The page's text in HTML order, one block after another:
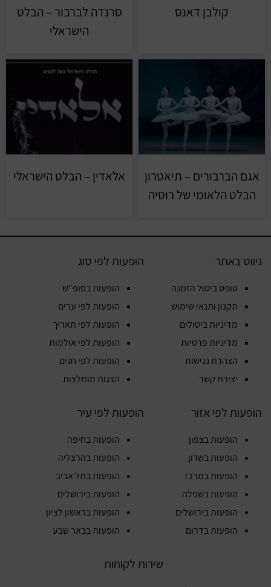
קולבן דאנס
סרנדה לברבור – הבלט
הישראלי
אגם הברבורים – תיאטרון
הבלט הלאומי של רוסיה
אלאדין – הבלט הישראלי
ניווט באתר
טופס ביטול הזמנה
תקנון ותנאי שימוש
מדיניות ביטולים
מדיניות פרטיות
הצהרת נגישות
יצירת קשר
הופעות לפי סוג
הופעות בסופ"ש
הופעות לפי ערים
הופעות לפי תאריך
הופעות לפי אולמות
הופעות לפי חגים
הצגות מומלצות
הופעות לפי אזור
הופעות בצפון
הופעות בשרון
הופעות במרכז
הופעות בשפלה
הופעות בירושלים
הופעות בדרום
הופעות לפי עיר
הופעות בחיפה
הופעות בהרצליה
הופעות בתל אביב
הופעות בירושלים
הופעות בראשון לציון
הופעות בבאר שבע
שירות לקוחות